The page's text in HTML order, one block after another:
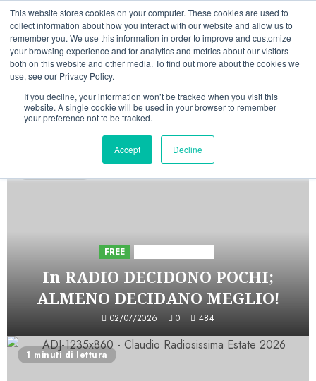
This website stores cookies on your computer. These cookies are used to
collect information about how you interact with our website and allow us to
remember you. We use this information in order to improve and customize
your browsing experience and for analytics and metrics about our visitors
both on this website and other media. To find out more about the cookies we
use, see our Privacy Policy.
If you decline, your information won’t be tracked when you visit this
website. A single cookie will be used in your browser to remember
your preference not to be tracked.
Accept Decline
Vai
contenuto
10/08/202607:25:02
LinkedinFacebook
X TelegramWhatsappMastodon
INIZIATIVE ASTORRI
FREE
In RADIO DECIDONO POCHI;
ALMENO DECIDANO MEGLIO!
02/07/2026 0 484
1 minuti di lettura